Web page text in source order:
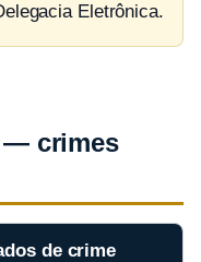
Eletrônica.
— crimes
de crime